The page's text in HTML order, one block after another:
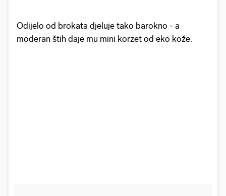
Odijelo od brokata djeluje tako barokno - a
moderan štih daje mu mini korzet od eko kože.